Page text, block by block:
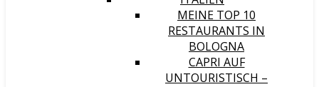
MEINE TOP 10
RESTAURANTS IN
BOLOGNA
CAPRI AUF
UNTOURISTISCH –